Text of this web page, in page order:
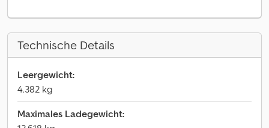
Technische Details
Leergewicht:
4.382 kg
Maximales Ladegewicht: